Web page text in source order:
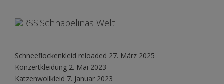
Schnabelinas Welt
Schneeflockenkleid reloaded 27. März 2025
Konzertkleidung 2. Mai 2023
Katzenwollkleid 7. Januar 2023